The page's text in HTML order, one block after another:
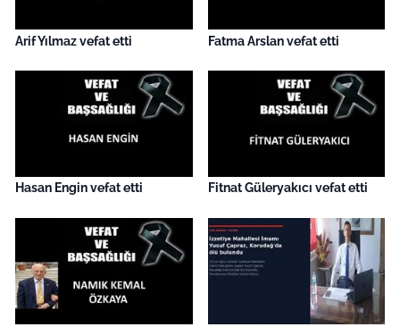
Arif Yılmaz vefat etti Fatma Arslan vefat etti
Hasan Engin vefat etti Fitnat Güleryakıcı vefat etti
Gündem-Eğitim